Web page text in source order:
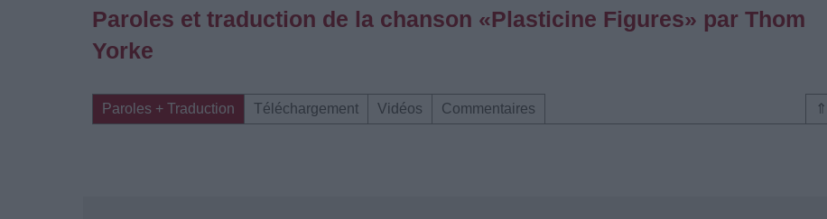
Paroles et traduction de la chanson «Plasticine Figures» par Thom
Yorke
⇑
Paroles + Traduction Téléchargement Vidéos Commentaires